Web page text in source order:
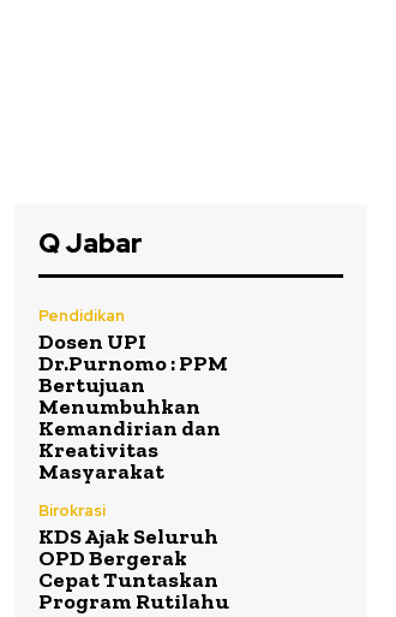
Q Jabar
Pendidikan
Dosen UPI
Dr.Purnomo : PPM
Bertujuan
Menumbuhkan
Kemandirian dan
Kreativitas
Masyarakat
Birokrasi
KDS Ajak Seluruh
OPD Bergerak
Cepat Tuntaskan
Program Rutilahu